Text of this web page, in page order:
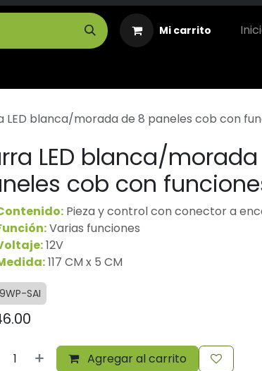
Mi carrito
LED blanca/morada de 8 paneles cob con
LED blanca/
cob con
Pieza y control con conector a
Varias funciones
12V
117 CM x 5 CM
SAI
Agregar al carrito